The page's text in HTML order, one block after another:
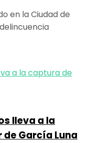
en la Ciudad de
lleva a la
García Luna